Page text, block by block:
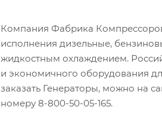
Компания Фабрика
исполнения дизельные,
жидкостным охлаждением.
и экономичного оборудования
заказать Генераторы, можно на
номеру 8-800-50-05-165.